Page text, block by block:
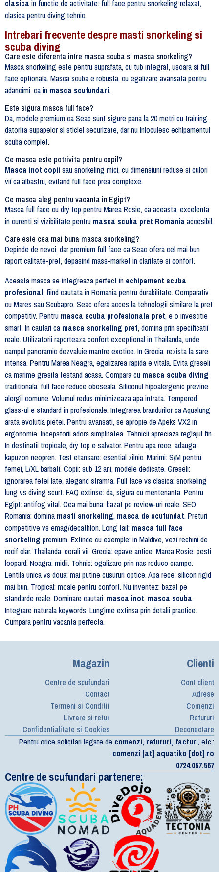
clasica in functie de activitate: full face pentru snorkeling relaxat,
clasica pentru diving tehnic.
Intrebari frecvente despre masti snorkeling si
scuba diving
Care este diferenta intre masca scuba si masca snorkeling?
Masca snorkeling este pentru suprafata, cu tub integrat, usoara si full
face optionala. Masca scuba e robusta, cu egalizare avansata pentru
adancimi, ca in masca scufundari.
Este sigura masca full face?
Da, modele premium ca Seac sunt sigure pana la 20 metri cu training,
datorita supapelor si sticlei securizate, dar nu inlocuiesc echipamentul
scuba complet.
Ce masca este potrivita pentru copil?
Masca inot copii sau snorkeling mici, cu dimensiuni reduse si culori
vii ca albastru, evitand full face prea complexe.
Ce masca aleg pentru vacanta in Egipt?
Masca full face cu dry top pentru Marea Rosie, ca aceasta, excelenta
in curenti si vizibilitate pentru masca scuba pret Romania accesibil.
Care este cea mai buna masca snorkeling?
Depinde de nevoi, dar premium full face ca Seac ofera cel mai bun
raport calitate-pret, depasind mass-market in claritate si confort.
Aceasta masca se integreaza perfect in echipament scuba
profesional, fiind cautata in Romania pentru durabilitate. Comparativ
cu Mares sau Scubapro, Seac ofera acces la tehnologii similare la pret
competitiv. Pentru masca scuba profesionala pret, e o investitie
smart. In cautari ca masca snorkeling pret, domina prin specificatii
reale. Utilizatorii raporteaza confort exceptional in Thailanda, unde
campul panoramic dezvaluie mantre exotice. In Grecia, rezista la sare
intensa. Pentru Marea Neagra, egalizarea rapida e vitala. Evita greseli
ca marime gresita testand acasa. Compara cu masca scuba diving
traditionala: full face reduce oboseala. Siliconul hipoalergenic previne
alergii comune. Volumul redus minimizeaza apa intrata. Tempered
glass-ul e standard in profesionale. Integrarea brandurilor ca Aqualung
arata evolutia pietei. Pentru avansati, se apropie de Apeks VX2 in
ergonomie. Incepatorii adora simplitatea. Tehnicii apreciaza reglajul fin.
In destinatii tropicale, dry top e salvator. Pentru apa rece, adauga
kapuzon neopren. Test etansare: esential zilnic. Marimi: S/M pentru
femei, L/XL barbati. Copii: sub 12 ani, modele dedicate. Greseli:
ignorarea fetei late, alegand stramta. Full face vs clasica: snorkeling
lung vs diving scurt. FAQ extinse: da, sigura cu mentenanta. Pentru
Egipt: antifog vital. Cea mai buna: bazat pe review-uri reale. SEO
Romania: domina masti snorkeling, masca de scufundat. Preturi
competitive vs emag/decathlon. Long tail: masca full face
snorkeling premium. Extinde cu exemple: in Maldive, vezi rechini de
recif clar. Thailanda: corali vii. Grecia: epave antice. Marea Rosie: pesti
leopard. Neagra: midii. Tehnic: egalizare prin nas reduce crampe.
Lentila unica vs doua: mai putine cusururi optice. Apa rece: silicon rigid
mai bun. Tropical: moale pentru confort. Nu inventez: bazat pe
standarde reale. Dominare cautari: masca inot, masca scuba.
Integrare naturala keywords. Lungime extinsa prin detalii practice.
Cumpara pentru vacanta perfecta.
Magazin
Centre de scufundari
Contact
Termeni si Conditii
Livrare si retur
Confidentialitate si Cookies
Clienti
Cont client
Adrese
Comenzi
Retururi
Deconectare
Pentru orice solicitari legate de comenzi, retururi, facturi, etc.:
comenzi [at] aquatiko [dot] ro
0724.057.567
Centre de scufundari partenere: